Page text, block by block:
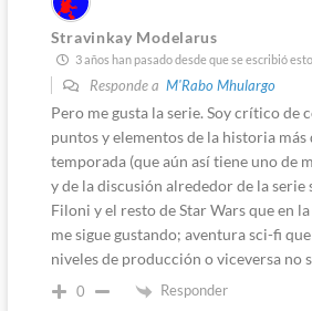
Stravinkay Modelarus
3 años han pasado desde que se escribió esto
Responde a M'Rabo Mhulargo
Pero me gusta la serie. Soy crítico de
puntos y elementos de la historia más
temporada (que aún así tiene uno de
y de la discusión alrededor de la serie
Filoni y el resto de Star Wars que en
me sigue gustando; aventura sci-fi
niveles de producción o viceversa no
0 Responder